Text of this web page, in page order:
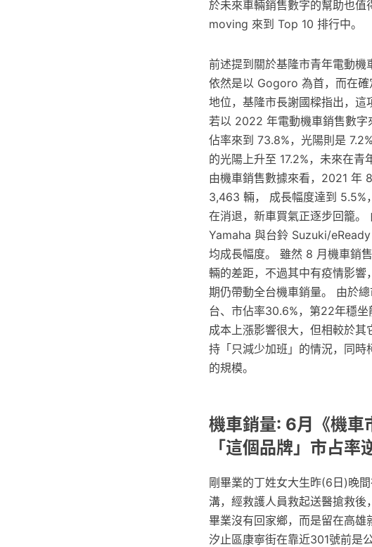
於未來車輛銷售數字的幫助也
moving 來到 Top 10 排行中。
前述提到關於基隆市青年電動
依然是以 Gogoro 為首，而在
地位，基隆市長謝國樑指出，這
若以 2022 年電動機車銷售數
佔率來到 73.8%，光陽則是
的光陽上升至 17.2%，未來在青
由機車銷售數據來看，2021 年
3,463 輛， 成長幅度達到 5.5%
在消退，新車買氣正逐步回籠
Yamaha 與台鈴 Suzuki/
均成長幅度。 雖然 8 月機車銷
輛的差距，不過其中有疫情影
期仍帶動全台機車銷量。 由於
台、市佔率30.6%，第22年穩
成本上漲影響很大，但相較於
持「只減少加班」的情況，同
的規模。
機車銷量: 6月《機車
「這個品牌」市占
剛畢業的丁姓女大生昨(6日)晚
溝，經救護人員救起送醫搶救後
畢業沒有回家鄉，而是留在高雄
汐止區康寧街在靠近301號前是